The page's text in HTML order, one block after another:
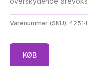
Varenummer (SKU): 42514
KØB